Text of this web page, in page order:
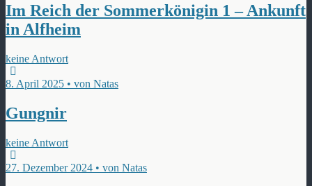
Im Reich der Sommerkönigin 1 – Ankunft
in Alfheim
keine Antwort
8. April 2025 • von Natas
Gungnir
keine Antwort
27. Dezember 2024 • von Natas